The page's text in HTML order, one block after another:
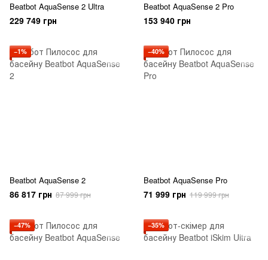
Beatbot AquaSense 2 Ultra
229 749 грн
Beatbot AquaSense 2 Pro
153 940 грн
−1%
Beatbot AquaSense 2
86 817 грн 87 999 грн
−40%
Beatbot AquaSense Pro
71 999 грн 119 999 грн
−47% −35%